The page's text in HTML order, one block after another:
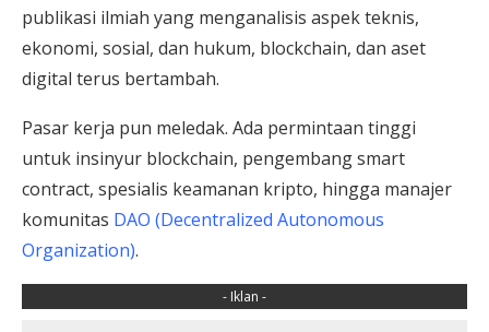
publikasi ilmiah yang menganalisis aspek teknis,
ekonomi, sosial, dan hukum, blockchain, dan aset
digital terus bertambah.
Pasar kerja pun meledak. Ada permintaan tinggi
untuk insinyur blockchain, pengembang smart
contract, spesialis keamanan kripto, hingga manajer
komunitas DAO (Decentralized Autonomous
Organization).
- Iklan -